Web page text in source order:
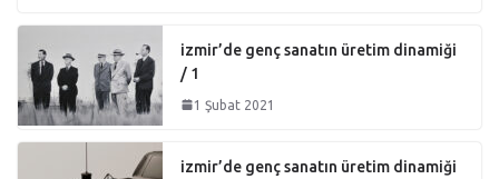
izmir’de genç sanatın üretim dinamiği
/ 1
1 Şubat 2021
izmir’de genç sanatın üretim dinamiği